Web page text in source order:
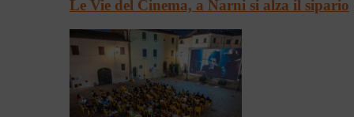
Le Vie del Cinema, a Narni si alza il sipario